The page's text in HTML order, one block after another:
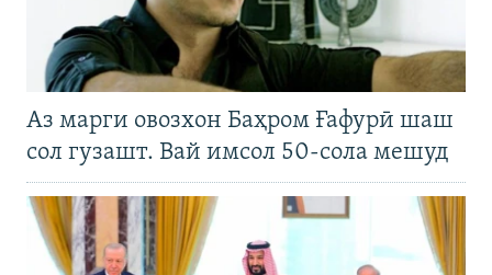
Аз марги овозхон Баҳром Ғафурӣ шаш
сол гузашт. Вай имсол 50-сола мешуд